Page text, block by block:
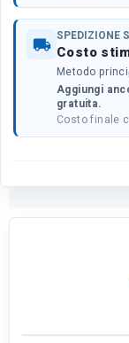
local_shipping SPEDIZIONE
Costo
Metodo
Aggiungi
gratuita.
Costo finale